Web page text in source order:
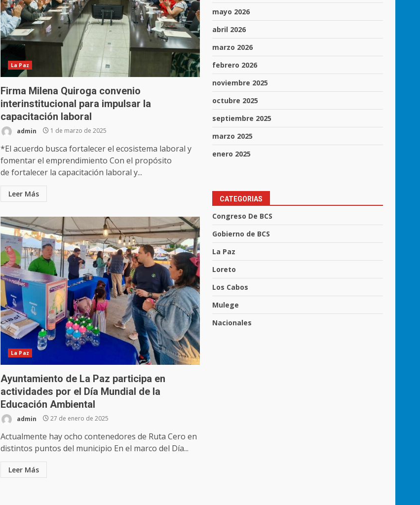
La Paz
Firma Milena Quiroga convenio
interinstitucional para impulsar la
capacitación laboral
admin 1 de marzo de 2025
*El acuerdo busca fortalecer el ecosistema laboral y
fomentar el emprendimiento Con el propósito
de fortalecer la capacitación laboral y...
Leer Más
La Paz
Ayuntamiento de La Paz participa en
actividades por el Día Mundial de la
Educación Ambiental
admin 27 de enero de 2025
Actualmente hay ocho contenedores de Ruta Cero en
distintos puntos del municipio En el marco del Día...
Leer Más
mayo 2026
abril 2026
marzo 2026
febrero 2026
noviembre 2025
octubre 2025
septiembre 2025
marzo 2025
enero 2025
CATEGORIAS
Congreso De BCS
Gobierno de BCS
La Paz
Loreto
Los Cabos
Mulege
Nacionales